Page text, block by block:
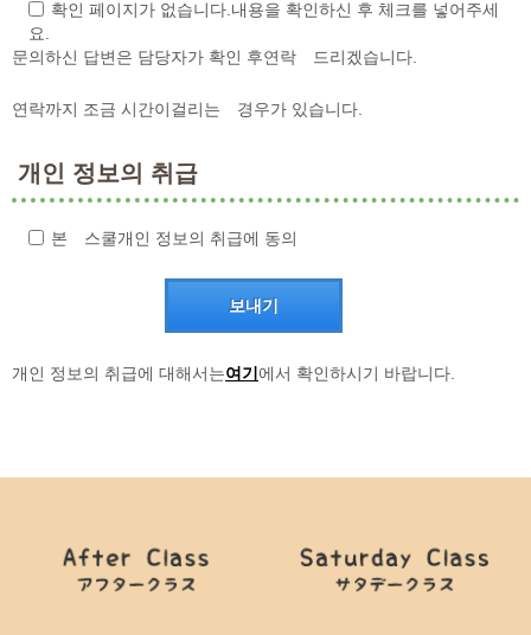
확인 페이지가 없습니다.내용을 확인하신 후 체크를 넣어주세
요.
문의하신 답변은 담당자가 확인 후연락 드리겠습니다.
연락까지 조금 시간이걸리는 경우가 있습니다.
개인 정보의 취급
본 스쿨개인 정보의 취급에 동의
개인 정보의 취급에 대해서는여기 에서 확인하시기 바랍니다.